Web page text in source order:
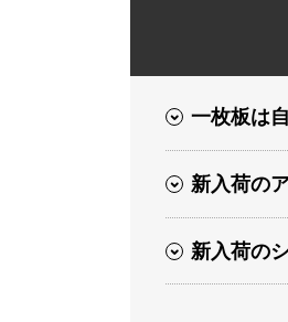
一枚板は
新入荷の
新入荷の